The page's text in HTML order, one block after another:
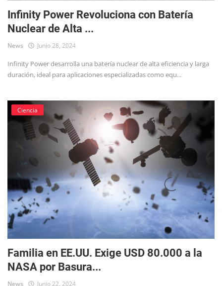
Infinity Power Revoluciona con Batería
Nuclear de Alta ...
News Junio 28, 2024
Infinity Power desarrolla una batería nuclear de alta eficiencia y larga
duración, ideal para aplicaciones especializadas como equ...
Ciencia
Familia en EE.UU. Exige USD 80.000 a la
NASA por Basura...
News Junio 22, 2024